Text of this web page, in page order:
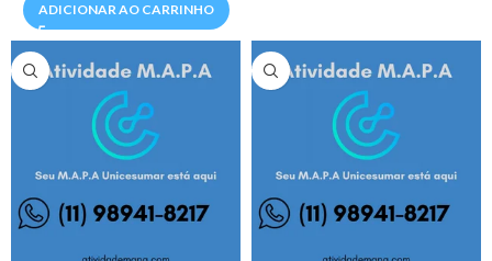
ADICIONAR AO CARRINHO